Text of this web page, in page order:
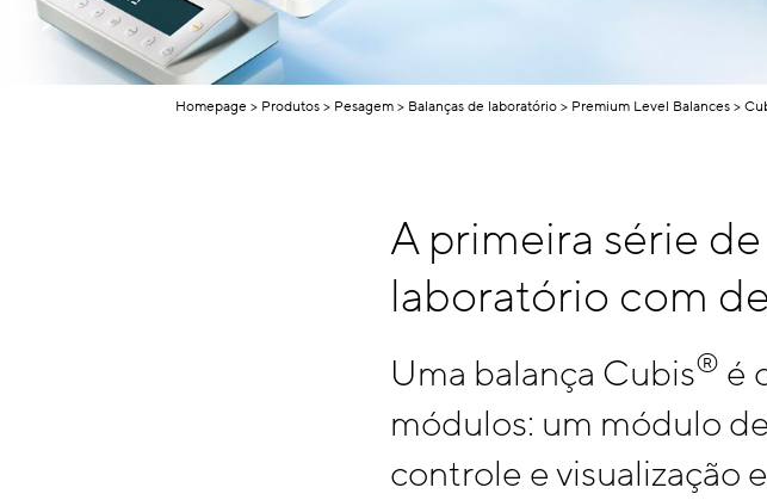
Homepage Produtos Pesagem Balanças de laboratório Premium Level Balances
A primeira série
laboratório com
Uma balança Cubis® é
módulos: um módulo
controle e visualização